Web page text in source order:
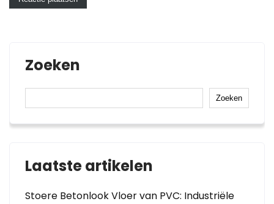
Zoeken
Zoeken
Laatste artikelen
Stoere Betonlook Vloer van PVC: Industriële